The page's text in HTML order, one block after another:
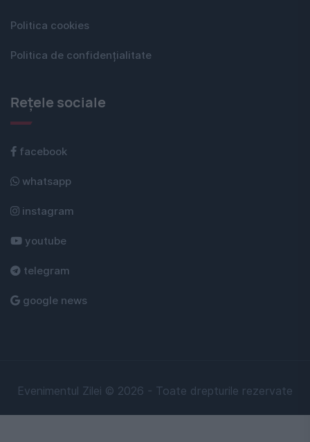
Politica cookies
Politica de confidențialitate
Rețele sociale
facebook
whatsapp
instagram
youtube
telegram
google news
Evenimentul Zilei © 2026 - Toate drepturile rezervate